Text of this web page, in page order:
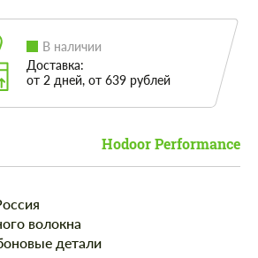
В наличии
Доставка:
от 2 дней, от 639 рублей
Hodoor Performance
волокна
детали